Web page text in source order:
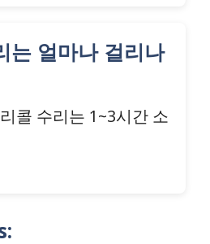
는 얼마나 걸리나
콜 수리는 1~3시간 소